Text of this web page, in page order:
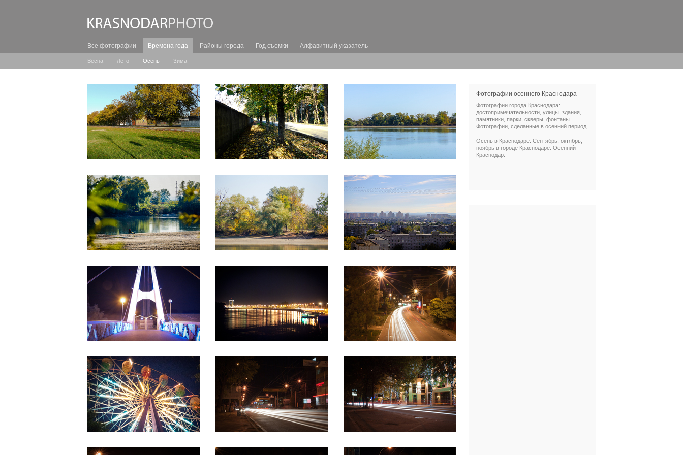
Все фотографии Времена года Районы города Год съемки Алфавитный указатель
Весна Лето Осень Зима
Фотографии осеннего Краснодара
Фотографии города Краснодара:
достопримечательности, улицы, здания,
памятники, парки, скверы, фонтаны.
Фотографии, сделанные в осенний период.
Осень в Краснодаре. Сентябрь, октябрь,
ноябрь в городе Краснодаре. Осенний
Краснодар.